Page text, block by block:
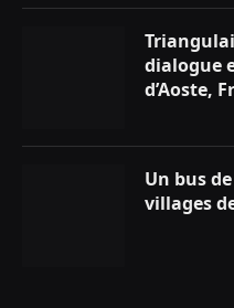
dialogue
d’Aoste,
Un bus
villages